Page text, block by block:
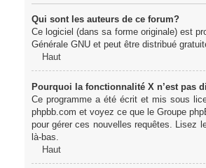
Qui sont les auteurs de ce forum?
Ce logiciel (dans sa forme originale) est
Générale GNU et peut être distribué
Haut
Pourquoi la fonctionnalité X n’est pas
Ce programme a été écrit et mis sous
phpbb.com et voyez ce que le Groupe
pour gérer ces nouvelles requêtes. Lisez
là-bas.
Haut